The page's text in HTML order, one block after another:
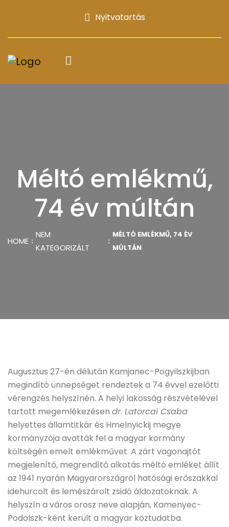
Nyitvatartás
Méltó emlékmű,
74 év múltán
HOME
NEM
KATEGORIZÁLT
MÉLTÓ EMLÉKMŰ, 74 ÉV
MÚLTÁN
Augusztus 27-én délután Kamjanec-Pogyilszkijban
megindító ünnepséget rendeztek a 74 évvel ezelőtti
vérengzés helyszínén. A helyi lakosság részvételével
tartott megemlékezésen dr. Latorcai Csaba
helyettes államtitkár és Hmelnyickij megye
kormányzója avatták fel a magyar kormány
költségén emelt emlékművet. A zárt vagonajtót
megjelenítő, megrendítő alkotás méltó emléket állít
az 1941 nyarán Magyarországról hatósági erőszakkal
idehurcolt és lemészárolt zsidó áldozatoknak. A
helyszín a város orosz neve alapján, Kamenyec-
Podolszk-ként került a magyar köztudatba.